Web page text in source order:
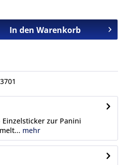
In den Warenkorb
zur Panini
mehr